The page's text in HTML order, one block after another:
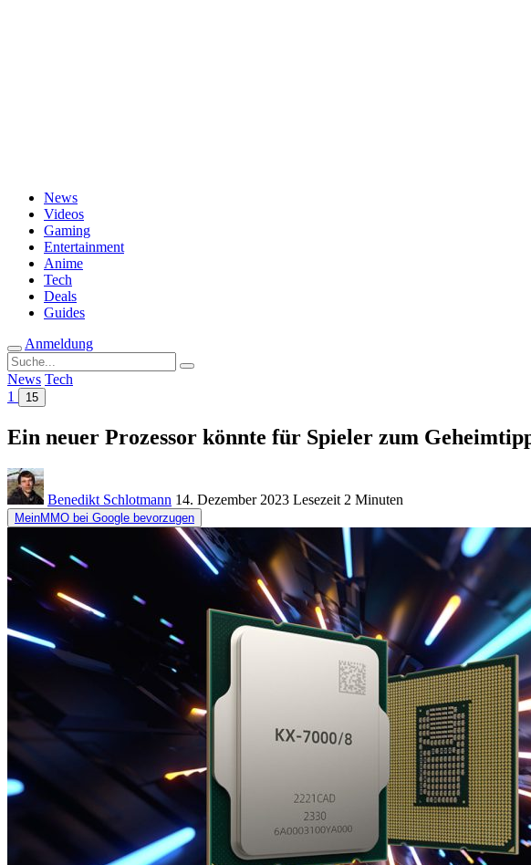
News
Videos
Gaming
Entertainment
Anime
Tech
Deals
Guides
Anmeldung
Suche
nach:
News Tech
1
15
Ein neuer Prozessor könnte für Spieler zum
Benedikt Schlotmann 14. Dezember 2023 Lesezeit 2 Minuten
MeinMMO bei Google bevorzugen